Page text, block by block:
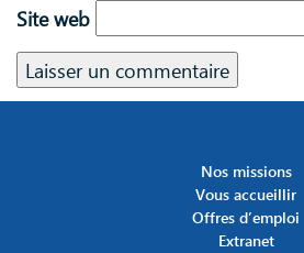
Site web
Nos missions
Vous accueillir
Offres d’emploi
Extranet